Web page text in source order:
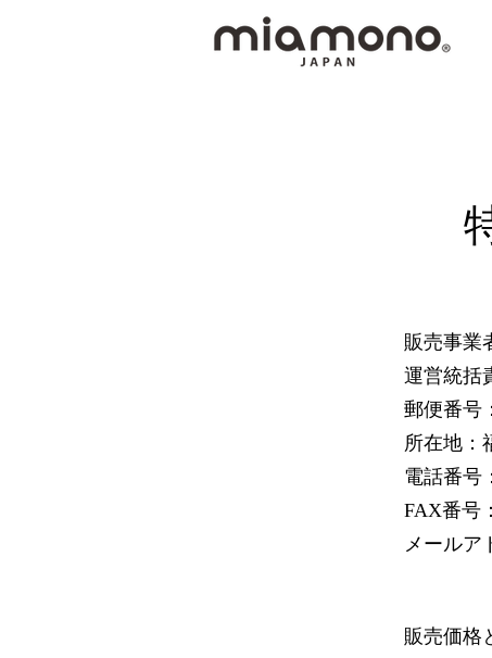
販売事業
運営統括
郵便番号
所在地：
電話番号
FAX番号
メールア
販売価格